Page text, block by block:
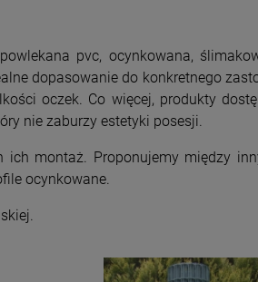
pvc, ocynkowana,
dopasowanie do konkretnego
oczek. Co więcej, produkty
nie zaburzy estetyki posesji.
ich montaż. Proponujemy między
ocynkowane.